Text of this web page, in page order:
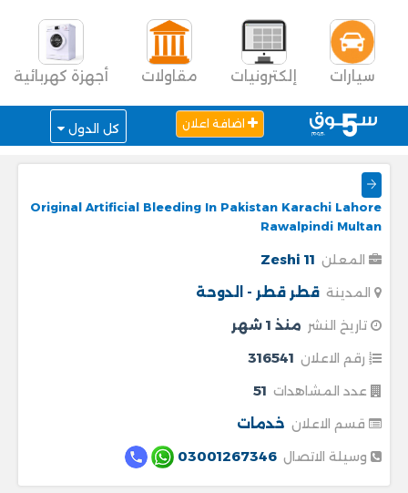
سيارات إلكترونيات مقاولات أجهزة كهربائية
اضافة اعلان كل الدول
Original Artificial Bleeding In Pakistan Karachi Lahore
Rawalpindi Multan
المعلن Zeshi 11
المدينة قطر قطر - الدوحة
تاريخ النشر منذ 1 شهر
رقم الاعلان 316541
عدد المشاهدات 51
قسم الاعلان خدمات
وسيلة الاتصال 03001267346